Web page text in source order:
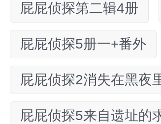
屁屁侦探第二辑4册
屁屁侦探5册一+番外
屁屁侦探2消失在黑夜
屁屁侦探5来自遗址的